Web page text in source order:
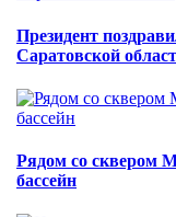
Президент
Саратовской
Рядом со сквером
бассейн